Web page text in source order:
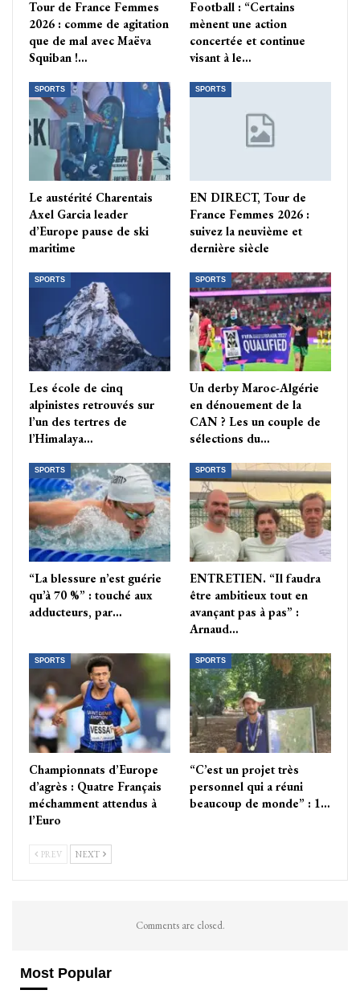
Tour de France Femmes
2026 : comme de agitation
que de mal avec Maëva
Squiban !…
Football : “Certains
mènent une action
concertée et continue
visant à le…
SPORTS
Le austérité Charentais
Axel Garcia leader
d’Europe pause de ski
maritime
SPORTS
EN DIRECT, Tour de
France Femmes 2026 :
suivez la neuvième et
dernière siècle
SPORTS
Les école de cinq
alpinistes retrouvés sur
l’un des tertres de
l’Himalaya…
SPORTS
Un derby Maroc-Algérie
en dénouement de la
CAN ? Les un couple de
sélections du…
SPORTS
“La blessure n’est guérie
qu’à 70 %” : touché aux
adducteurs, par…
SPORTS
ENTRETIEN. “Il faudra
être ambitieux tout en
avançant pas à pas” :
Arnaud…
SPORTS
Championnats d’Europe
d’agrès : Quatre Français
méchamment attendus à
l’Euro
SPORTS
“C’est un projet très
personnel qui a réuni
beaucoup de monde” : 1…
PREV NEXT
Comments are closed.
Most Popular